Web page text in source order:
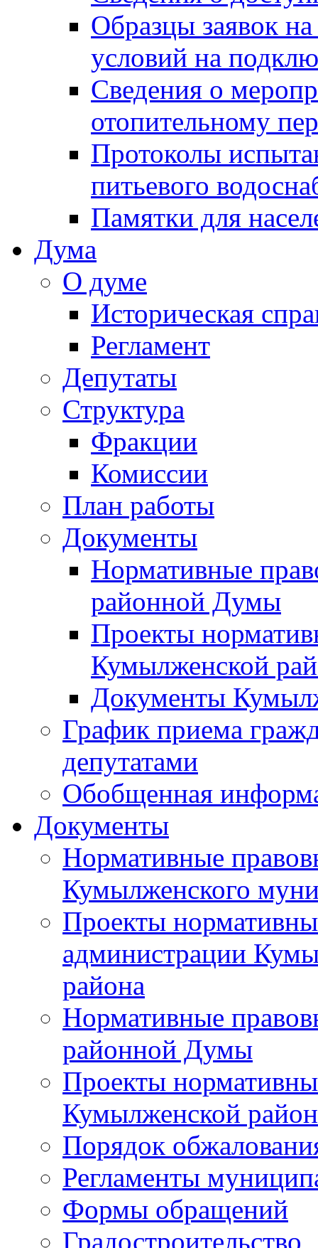
Образцы заявок
условий на
Сведения о
отопительному
Протоколы
питьевого
Памятки для
Дума
О думе
Историческая
Регламент
Депутаты
Структура
Фракции
Комиссии
План работы
Документы
Нормативные
районной Думы
Проекты
Кумылженской
Документы
График приема
депутатами
Обобщенная
Документы
Нормативные
Кумылженского
Проекты
администрации
района
Нормативные
районной Думы
Проекты
Кумылженской
Порядок
Регламенты
Формы обращений
Градостроительство